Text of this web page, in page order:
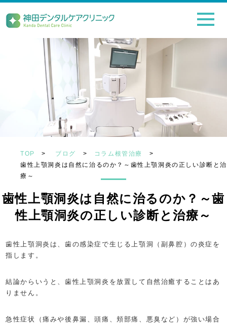
TOP > ブログ > コラム根管治療
>
歯性上顎洞炎は自然に治るのか？～歯性上顎洞炎の正しい診断と治
療～
歯性上顎洞炎は自然に治るのか？～歯
性上顎洞炎の正しい診断と治療～
歯性上顎洞炎は、歯の感染症で生じる上顎洞（副鼻腔）の炎症を
指します。
結論からいうと、歯性上顎洞炎を放置して自然治癒することはあ
りません。
急性症状（痛みや後鼻漏、頭痛、頬部痛、悪臭など）が強い場合